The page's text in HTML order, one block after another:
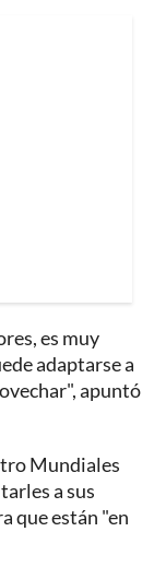
es muy
adaptarse a
apuntó
Mundiales
a sus
que están "en